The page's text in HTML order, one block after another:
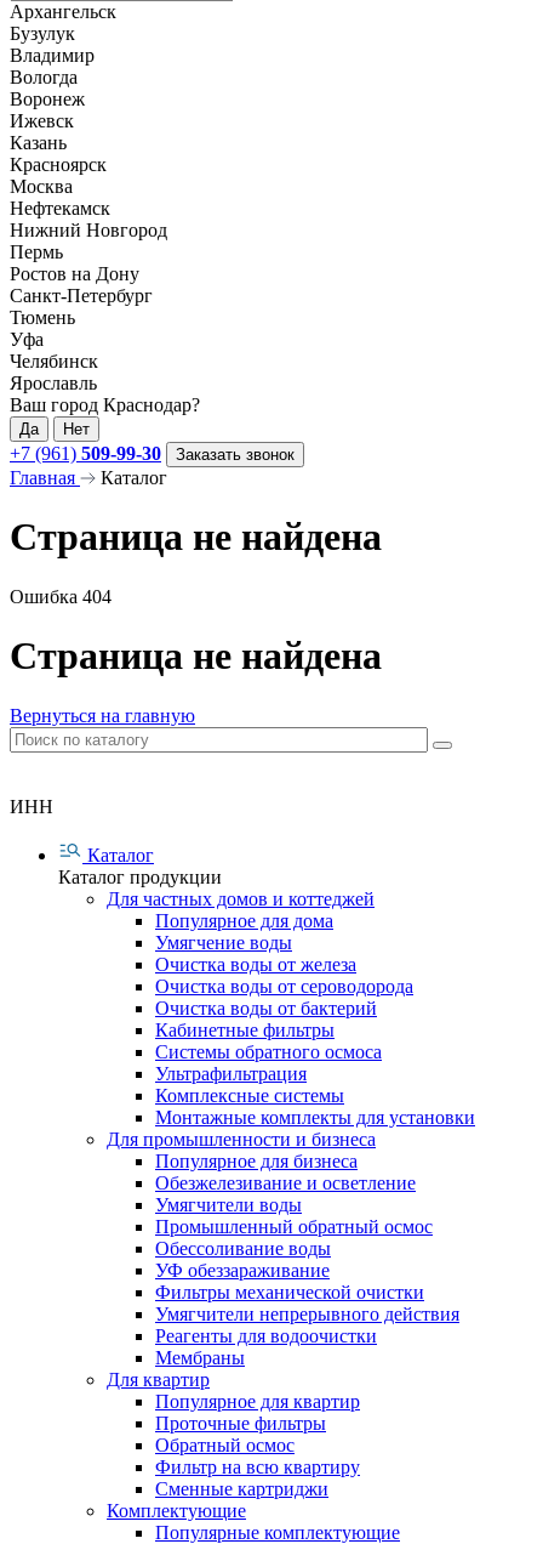
Архангельск
Бузулук
Владимир
Вологда
Воронеж
Ижевск
Казань
Красноярск
Москва
Нефтекамск
Нижний Новгород
Пермь
Ростов на Дону
Санкт-Петербург
Тюмень
Уфа
Челябинск
Ярославль
Ваш город Краснодар?
Да Нет
+7 (961) 509-99-30 Заказать звонок
Главная Каталог
Страница не найдена
Ошибка 404
Страница не найдена
Вернуться на главную
ИНН
Каталог
Каталог продукции
Для частных домов и коттеджей
Популярное для дома
Умягчение воды
Очистка воды от железа
Очистка воды от сероводорода
Очистка воды от бактерий
Кабинетные фильтры
Системы обратного осмоса
Ультрафильтрация
Комплексные системы
Монтажные комплекты для установки
Для промышленности и бизнеса
Популярное для бизнеса
Обезжелезивание и осветление
Умягчители воды
Промышленный обратный осмос
Обессоливание воды
УФ обеззараживание
Фильтры механической очистки
Умягчители непрерывного действия
Реагенты для водоочистки
Мембраны
Для квартир
Популярное для квартир
Проточные фильтры
Обратный осмос
Фильтр на всю квартиру
Сменные картриджи
Комплектующие
Популярные комплектующие